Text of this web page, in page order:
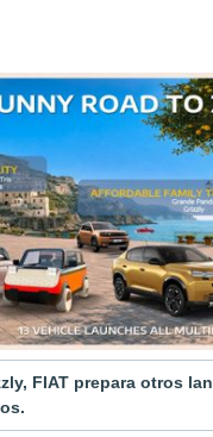
FIAT prepara otros